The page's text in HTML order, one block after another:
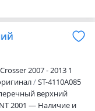
2007 - 2013 1
ST-4110A085
верхний
2001 — Наличие и